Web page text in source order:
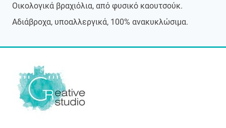
Οικολογικά βραχιόλια, από φυσικό καουτσούκ.
Αδιάβροχα, υποαλλεργικά, 100% ανακυκλώσιμα.